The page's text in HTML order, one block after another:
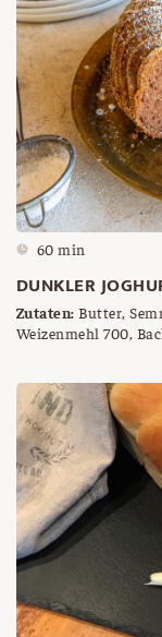
60 min
DUNKLER
Zutaten: Butter,
Weizenmehl 700,